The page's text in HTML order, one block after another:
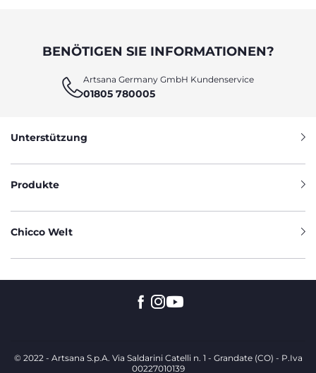
BENÖTIGEN SIE INFORMATIONEN?
Artsana Germany GmbH Kundenservice
01805 780005
Unterstützung
Produkte
Chicco Welt
© 2022 - Artsana S.p.A. Via Saldarini Catelli n. 1 - Grandate (CO) - P.Iva
00227010139